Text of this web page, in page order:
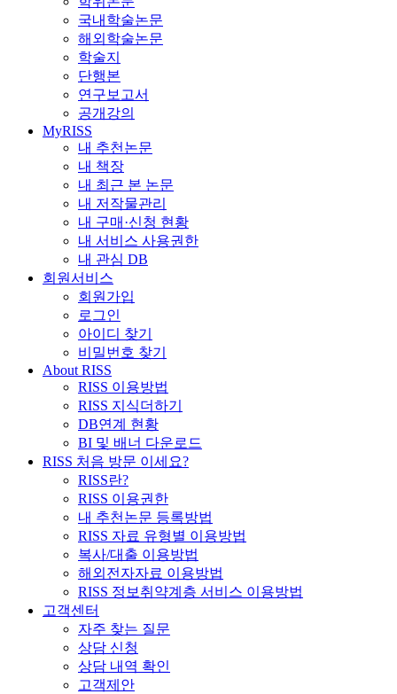
국내학술논문
해외학술논문
학술지
단행본
연구보고서
공개강의
MyRISS
내 추천논문
내 책장
내 최근 본 논문
내 저작물관리
내 구매·신청 현황
내 서비스 사용권한
내 관심 DB
회원서비스
회원가입
로그인
아이디 찾기
비밀번호 찾기
About RISS
RISS 이용방법
RISS 지식더하기
DB연계 현황
BI 및 배너 다운로드
RISS 처음 방문 이세요?
RISS란?
RISS 이용권한
내 추천논문 등록방법
RISS 자료 유형별 이용방법
복사/대출 이용방법
해외전자자료 이용방법
RISS 정보취약계층 서비스 이용방법
고객센터
자주 찾는 질문
상담 신청
상담 내역 확인
고객제안